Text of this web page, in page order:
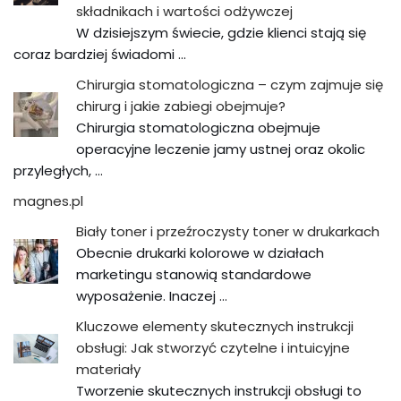
składnikach i wartości odżywczej
W dzisiejszym świecie, gdzie klienci stają się
coraz bardziej świadomi …
Chirurgia stomatologiczna – czym zajmuje się
chirurg i jakie zabiegi obejmuje?
Chirurgia stomatologiczna obejmuje
operacyjne leczenie jamy ustnej oraz okolic
przyległych, …
magnes.pl
Biały toner i przeźroczysty toner w drukarkach
Obecnie drukarki kolorowe w działach
marketingu stanowią standardowe
wyposażenie. Inaczej …
Kluczowe elementy skutecznych instrukcji
obsługi: Jak stworzyć czytelne i intuicyjne
materiały
Tworzenie skutecznych instrukcji obsługi to